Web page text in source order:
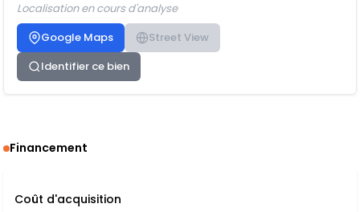
Localisation en cours d'analyse
Google Maps
Street View
Identifier ce bien
Financement
Coût d'acquisition